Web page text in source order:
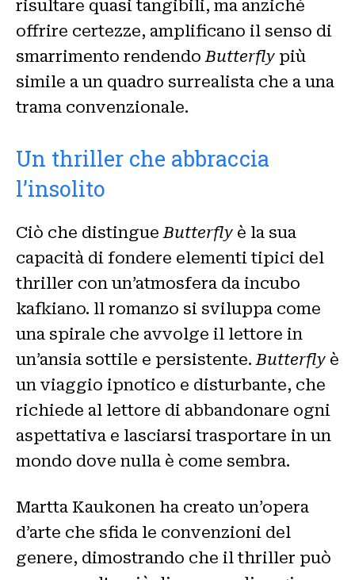
risultare quasi tangibili, ma anziché
offrire certezze, amplificano il senso di
smarrimento rendendoButterfly più
simile a un quadro surrealista che a una
trama convenzionale.
Un thriller che abbraccia
l’insolito
Ciò che distingueButterfly è la sua
capacità di fondere elementi tipici del
thriller con un’atmosfera da incubo
kafkiano. ll romanzo si sviluppa come
una spirale che avvolge il lettore in
un’ansia sottile e persistente.Butterfly è
un viaggio ipnotico e disturbante, che
richiede al lettore di abbandonare ogni
aspettativa e lasciarsi trasportare in un
mondo dove nulla è come sembra.
Martta Kaukonen ha creato un’opera
d’arte che sfida le convenzioni del
genere, dimostrando che il thriller può